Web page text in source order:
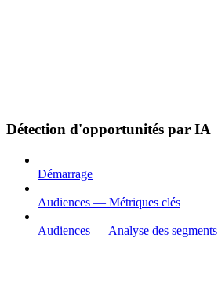
Détection d'opportunités par IA
Démarrage
Audiences — Métriques clés
Audiences — Analyse des segments